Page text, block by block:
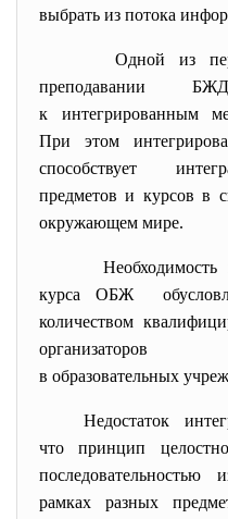
выбрать из потока
Одной из
преподавании
к интегрированным
При этом
способствует
предметов и курсов в
окружающем мире.
Необходимость
курса ОБЖ
количеством
в образовательных
Недостаток
что принцип
рамках разных